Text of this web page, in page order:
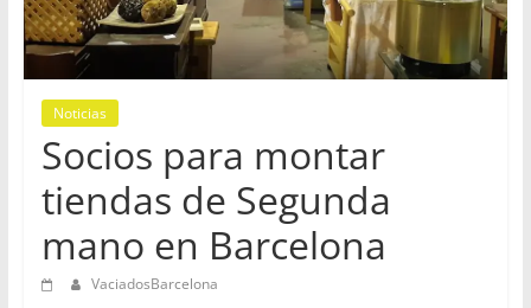
en
Barcelona
Noticias
Socios para montar
tiendas de Segunda
mano en Barcelona
VaciadosBarcelona